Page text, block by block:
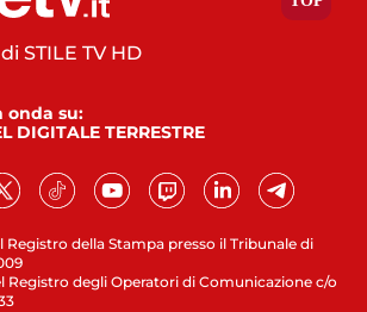
Registro della Stampa presso il Tribunale di
Registro degli Operatori di Comunicazione c/o
STILE TV HD
onda su:
DIGITALE TERRESTRE